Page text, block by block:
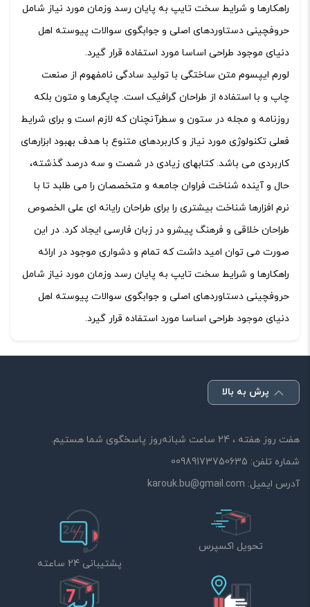
راهکارها و شرایط سخت تایپ به پایان رسد وزمان مورد نیاز شامل
حروفچینی دستاوردهای اصلی و جوابگوی سوالات پیوسته اهل
دنیای موجود طراحی اساسا مورد استفاده قرار گیرد.
لورم ایپسوم متن ساختگی با تولید سادگی نامفهوم از صنعت
چاپ و با استفاده از طراحان گرافیک است. چاپگرها و متون بلکه
روزنامه و مجله در ستون و سطرآنچنان که لازم است و برای شرایط
فعلی تکنولوژی مورد نیاز و کاربردهای متنوع با هدف بهبود ابزارهای
کاربردی می باشد. کتابهای زیادی در شصت و سه درصد گذشته،
حال و آینده شناخت فراوان جامعه و متخصصان را می طلبد تا با
نرم افزارها شناخت بیشتری را برای طراحان رایانه ای علی الخصوص
طراحان خلاقی و فرهنگ پیشرو در زبان فارسی ایجاد کرد. در این
صورت می توان امید داشت که تمام و دشواری موجود در ارائه
راهکارها و شرایط سخت تایپ به پایان رسد وزمان مورد نیاز شامل
حروفچینی دستاوردهای اصلی و جوابگوی سوالات پیوسته اهل
دنیای موجود طراحی اساسا مورد استفاده قرار گیرد.
پرش به بالا
هفت روز هفته ، 24 ساعت شبانه‌روز پاسخگوی شما هستیم.
شماره تلفن: 00989173750635
آدرس ایمیل: karouk.bu@gmail.com
تحویل اکسپرس
پشتیبانی 24 ساعته